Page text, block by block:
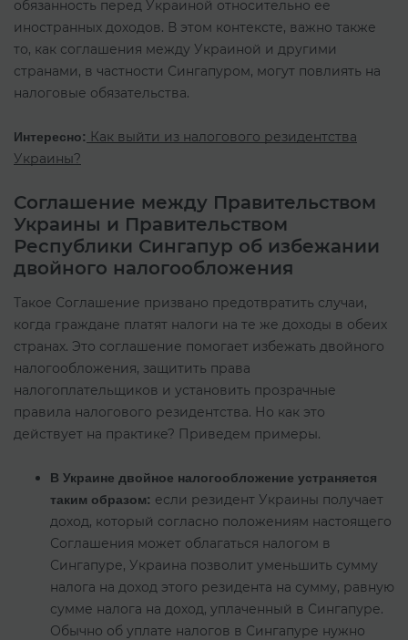
обязанность перед Украиной относительно ее
иностранных доходов. В этом контексте, важно также
то, как соглашения между Украиной и другими
странами, в частности Сингапуром, могут повлиять на
налоговые обязательства.
Интересно: Как выйти из налогового резидентства
Украины?
Соглашение между Правительством
Украины и Правительством
Республики Сингапур об избежании
двойного налогообложения
Такое Соглашение призвано предотвратить случаи,
когда граждане платят налоги на те же доходы в обеих
странах. Это соглашение помогает избежать двойного
налогообложения, защитить права
налогоплательщиков и установить прозрачные
правила налогового резидентства. Но как это
действует на практике? Приведем примеры.
В Украине двойное налогообложение устраняется
таким образом: если резидент Украины получает
доход, который согласно положениям настоящего
Соглашения может облагаться налогом в
Сингапуре, Украина позволит уменьшить сумму
налога на доход этого резидента на сумму, равную
сумме налога на доход, уплаченный в Сингапуре.
Обычно об уплате налогов в Сингапуре нужно